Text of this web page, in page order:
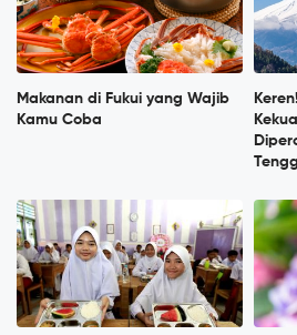
Makanan di Fukui yang Wajib
Kamu Coba